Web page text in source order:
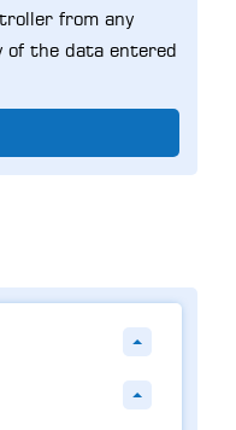
from any
of the data entered